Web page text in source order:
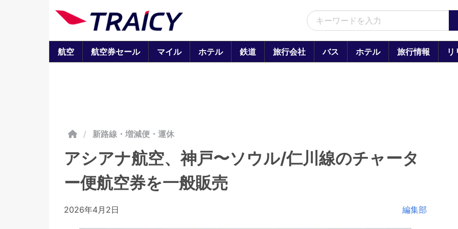
航空 航空券セール マイル ホテル 鉄道 旅行会社 バス ホテル 旅行情報 リ
/ 新路線・増減便・運休
アシアナ航空、神戸〜ソウル/仁川線のチャータ
ー便航空券を一般販売
2026年4月2日 編集部